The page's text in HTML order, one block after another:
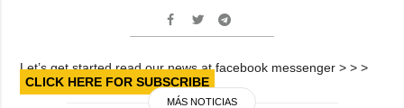
Let’s get started read our news at facebook messenger > > >
CLICK HERE FOR SUBSCRIBE
MÁS NOTICIAS